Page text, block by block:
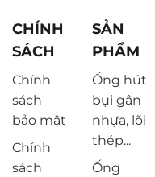
CHÍNH
SÁCH
Chính
sách
bảo mật
Chính
sách
SẢN
PHẨM
Ống hút
bụi gân
nhựa, lõi
thép...
Ống